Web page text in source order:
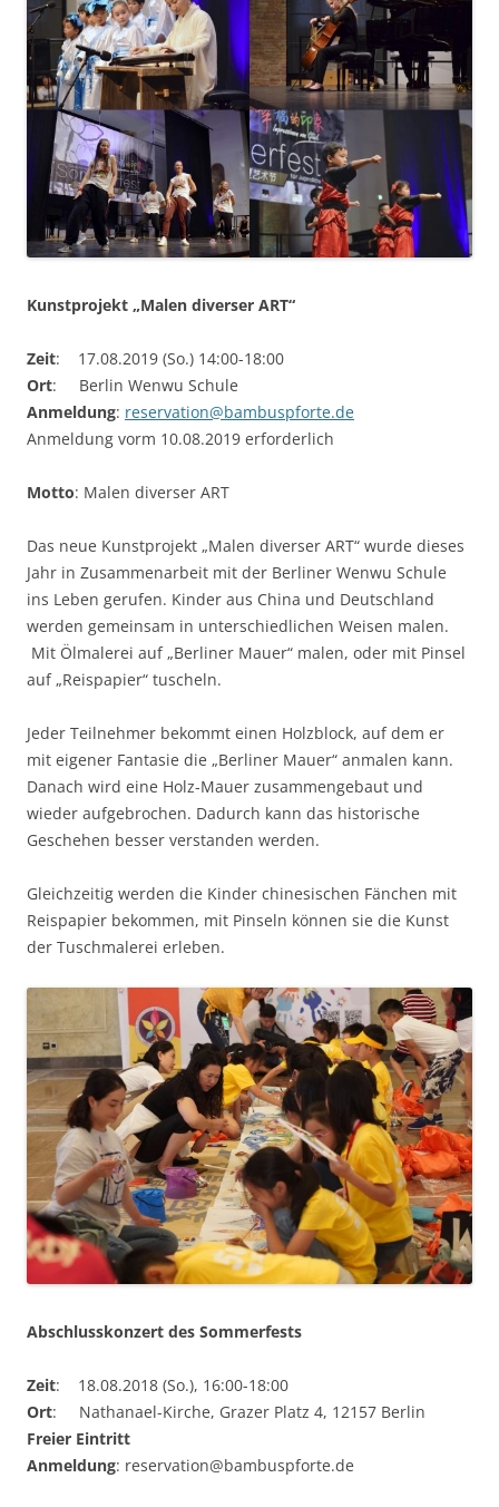
Kunstprojekt „Malen diverser ART“
Zeit: 17.08.2019 (So.) 14:00-18:00
Ort: Berlin Wenwu Schule
Anmeldung: reservation@bambuspforte.de
Anmeldung vorm 10.08.2019 erforderlich
Motto: Malen diverser ART
Das neue Kunstprojekt „Malen diverser ART“ wurde dieses
Jahr in Zusammenarbeit mit der Berliner Wenwu Schule
ins Leben gerufen. Kinder aus China und Deutschland
werden gemeinsam in unterschiedlichen Weisen malen.
Mit Ölmalerei auf „Berliner Mauer“ malen, oder mit Pinsel
auf „Reispapier“ tuscheln.
Jeder Teilnehmer bekommt einen Holzblock, auf dem er
mit eigener Fantasie die „Berliner Mauer“ anmalen kann.
Danach wird eine Holz-Mauer zusammengebaut und
wieder aufgebrochen. Dadurch kann das historische
Geschehen besser verstanden werden.
Gleichzeitig werden die Kinder chinesischen Fänchen mit
Reispapier bekommen, mit Pinseln können sie die Kunst
der Tuschmalerei erleben.
Abschlusskonzert des Sommerfests
Zeit: 18.08.2018 (So.), 16:00-18:00
Ort: Nathanael-Kirche, Grazer Platz 4, 12157 Berlin
Freier Eintritt
Anmeldung: reservation@bambuspforte.de